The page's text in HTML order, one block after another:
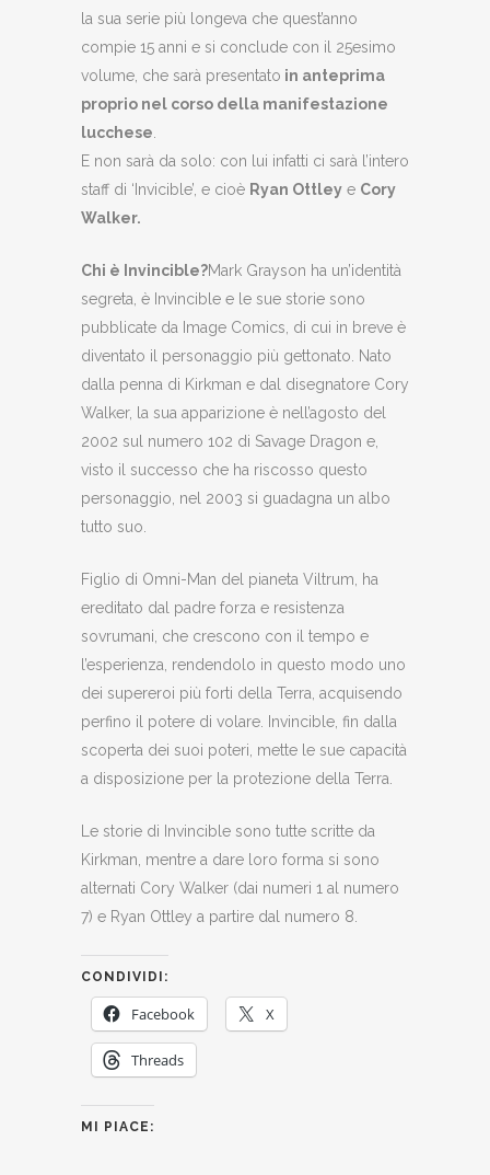
la sua serie più longeva che quest’anno
compie 15 anni e si conclude con il 25esimo
volume, che sarà presentato in anteprima
proprio nel corso della manifestazione
lucchese
E non sarà da solo: con lui infatti ci sarà l’intero
staff di ‘Invicible’, e cioè Ryan Ottley e Cory
Walker.
Chi è Invincible?Mark Grayson ha un’identità
segreta, è Invincible e le sue storie sono
pubblicate da Image Comics, di cui in breve è
diventato il personaggio più gettonato. Nato
dalla penna di Kirkman e dal disegnatore Cory
Walker, la sua apparizione è nell’agosto del
2002 sul numero 102 di Savage Dragon e,
visto il successo che ha riscosso questo
personaggio, nel 2003 si guadagna un albo
tutto suo.
Figlio di Omni-Man del pianeta Viltrum, ha
ereditato dal padre forza e resistenza
sovrumani, che crescono con il tempo e
l’esperienza, rendendolo in questo modo uno
dei supereroi più forti della Terra, acquisendo
perfino il potere di volare. Invincible, fin dalla
scoperta dei suoi poteri, mette le sue capacità
a disposizione per la protezione della Terra.
Le storie di Invincible sono tutte scritte da
Kirkman, mentre a dare loro forma si sono
alternati Cory Walker (dai numeri 1 al numero
7) e Ryan Ottley a partire dal numero 8.
CONDIVIDI:
Facebook X
Threads
MI PIACE: